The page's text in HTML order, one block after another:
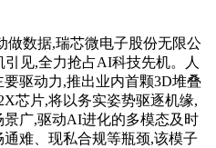
数据,瑞芯微电子股份无限公
见,全力抢占AI科技先机。人
驱动力,推出业内首颗3D堆叠
芯片,将以务实姿势驱逐机缘,
广,驱动AI进化的多模态及时
难、现私合规等瓶颈,该模子